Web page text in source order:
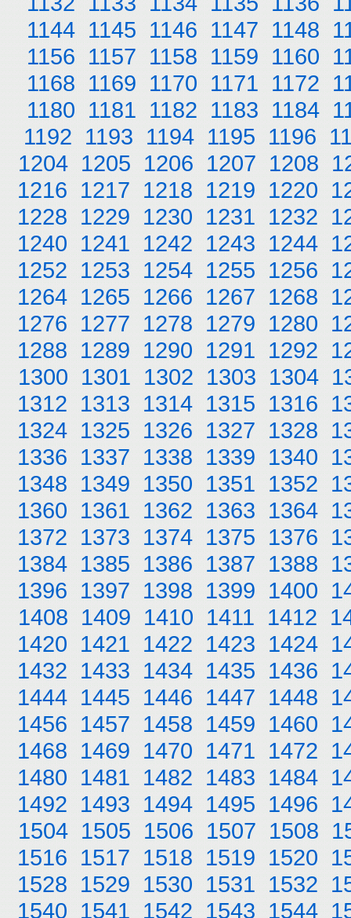
1144 1145 1146 1147 1148
1156 1157 1158 1159 1160
1168 1169 1170 1171 1172
1180 1181 1182 1183 1184
1192 1193 1194 1195 1196
1204 1205 1206 1207 1208
1216 1217 1218 1219 1220
1228 1229 1230 1231 1232
1240 1241 1242 1243 1244
1252 1253 1254 1255 1256
1264 1265 1266 1267 1268
1276 1277 1278 1279 1280
1288 1289 1290 1291 1292
1300 1301 1302 1303 1304
1312 1313 1314 1315 1316
1324 1325 1326 1327 1328
1336 1337 1338 1339 1340
1348 1349 1350 1351 1352
1360 1361 1362 1363 1364
1372 1373 1374 1375 1376
1384 1385 1386 1387 1388
1396 1397 1398 1399 1400
1408 1409 1410 1411 1412
1420 1421 1422 1423 1424
1432 1433 1434 1435 1436
1444 1445 1446 1447 1448
1456 1457 1458 1459 1460
1468 1469 1470 1471 1472
1480 1481 1482 1483 1484
1492 1493 1494 1495 1496
1504 1505 1506 1507 1508
1516 1517 1518 1519 1520
1528 1529 1530 1531 1532
1540 1541 1542 1543 1544